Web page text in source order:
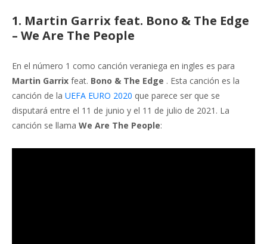
1. Martin Garrix feat. Bono & The Edge
– We Are The People
En el número 1 como canción veraniega en ingles es para
Martin Garrix feat. Bono & The Edge . Esta canción es la
canción de la UEFA EURO 2020 que parece ser que se
disputará entre el 11 de junio y el 11 de julio de 2021. La
canción se llama We Are The People: